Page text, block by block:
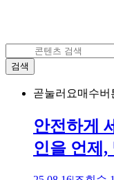
검색
곧눌러요매수버
안전하게
인을 언제,